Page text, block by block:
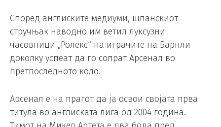
Според англиските медиуми, шпанскиот
стручњак наводно им ветил луксузни
часовници „Ролекс“ на играчите на Барнли
доколку успеат да го сопрат Арсенал во
претпоследното коло.
Арсенал е на прагот да ја освои својата прва
титула во англиската лига од 2004 година.